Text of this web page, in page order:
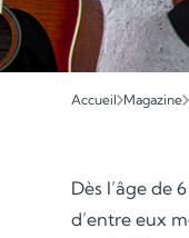
Accueil Magazine
Dès l’âge de
d’entre eux